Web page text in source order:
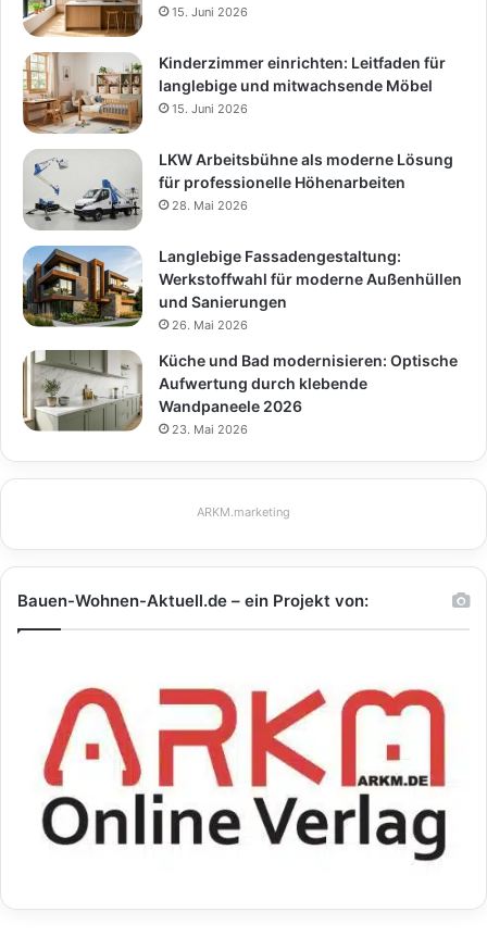
15. Juni 2026
Kinderzimmer einrichten: Leitfaden für
langlebige und mitwachsende Möbel
15. Juni 2026
LKW Arbeitsbühne als moderne Lösung
für professionelle Höhenarbeiten
28. Mai 2026
Langlebige Fassadengestaltung:
Werkstoffwahl für moderne Außenhüllen
und Sanierungen
26. Mai 2026
Küche und Bad modernisieren: Optische
Aufwertung durch klebende
Wandpaneele 2026
23. Mai 2026
ARKM.marketing
Bauen-Wohnen-Aktuell.de – ein Projekt von: